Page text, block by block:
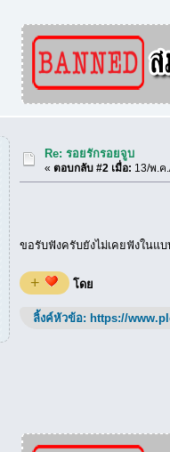
Re: รอยรักรอยจูบ
«ตอบกลับ #2 เมื่อ: 13/พ.ค
ขอรับฟังครับยังไม่เคยฟังใน
+ โดย
ลิ้งค์หัวข้อ: https://